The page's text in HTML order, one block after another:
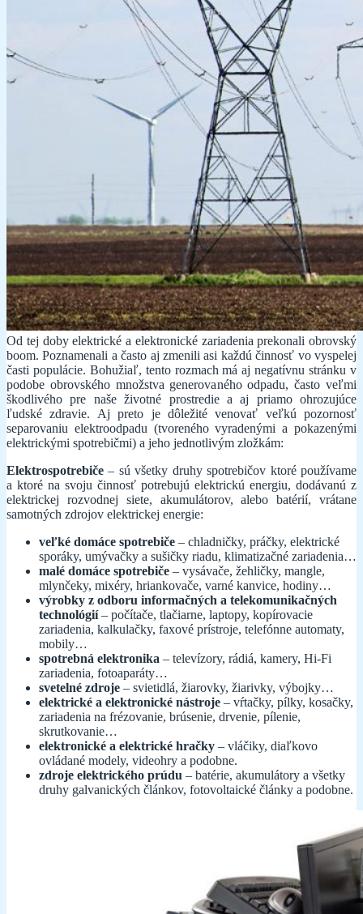
Od tej doby elektrické a elektronické zariadenia prekonali obrovský
boom. Poznamenali a často aj zmenili asi každú činnosť vo vyspelej
časti populácie. Bohužiaľ, tento rozmach má aj negatívnu stránku v
podobe obrovského množstva generovaného odpadu, často veľmi
škodlivého pre naše životné prostredie a aj priamo ohrozujúce
ľudské zdravie. Aj preto je dôležité venovať veľkú pozornosť
separovaniu elektroodpadu (tvoreného vyradenými a pokazenými
elektrickými spotrebičmi) a jeho jednotlivým zložkám:
Elektrospotrebiče – sú všetky druhy spotrebičov ktoré používame
a ktoré na svoju činnosť potrebujú elektrickú energiu, dodávanú z
elektrickej rozvodnej siete, akumulátorov, alebo batérií, vrátane
samotných zdrojov elektrickej energie:
veľké domáce spotrebiče – chladničky, práčky, elektrické
sporáky, umývačky a sušičky riadu, klimatizačné zariadenia…
malé domáce spotrebiče – vysávače, žehličky, mangle,
mlynčeky, mixéry, hriankovače, varné kanvice, hodiny…
výrobky z odboru informačných a telekomunikačných
technológií– počítače, tlačiarne, laptopy, kopírovacie
zariadenia, kalkulačky, faxové prístroje, telefónne automaty,
mobily…
spotrebná elektronika – televízory, rádiá, kamery, Hi-Fi
zariadenia, fotoaparáty…
svetelné zdroje – svietidlá, žiarovky, žiarivky, výbojky…
elektrické a elektronické nástroje – vŕtačky, pílky, kosačky,
zariadenia na frézovanie, brúsenie, drvenie, pílenie,
skrutkovanie…
elektronické a elektrické hračky – vláčiky, diaľkovo
ovládané modely, videohry a podobne.
zdroje elektrického prúdu – batérie, akumulátory a všetky
druhy galvanických článkov, fotovoltaické články a podobne.